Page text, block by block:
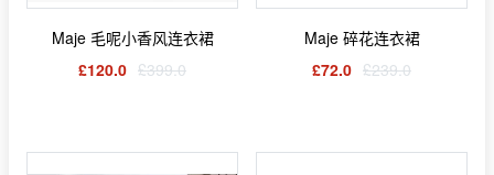
Maje 毛呢小香风连衣裙
£120.0 £399.0
Maje 碎花连衣裙
£72.0 £239.0